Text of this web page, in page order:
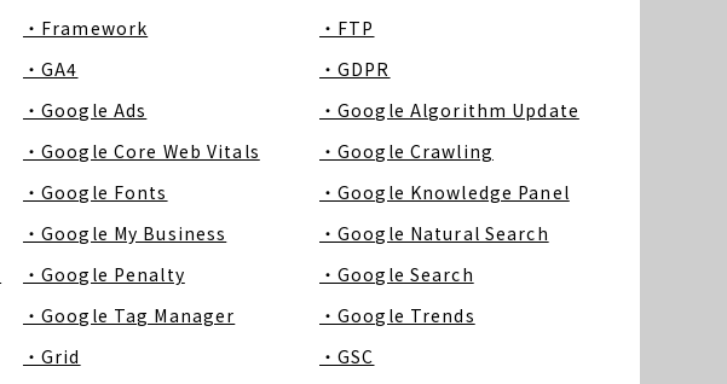
・Framework
・FTP
・GA4
・GDPR
・Google Ads
・Google Algorithm Update
・Google Core Web Vitals
・Google Crawling
・Google Fonts
・Google Knowledge Panel
・Google My Business
・Google Natural Search
・Google Penalty
・Google Search
・Google Tag Manager
・Google Trends
・Grid
・GSC